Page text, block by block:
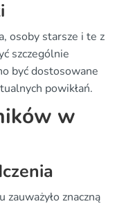
osoby starsze i te z
szczególnie
być dostosowane
powikłań.
w
znaczną